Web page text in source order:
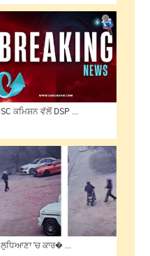
SC ਕਮਿਸ਼ਨ ਵੱਲੋਂ DSP ...
ਲੁਧਿਆਣਾ 'ਚ ਕਾਰ� ...